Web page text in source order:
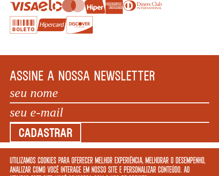
Utilizamos cookies para oferecer melhor experiência, melhorar o desempenho,
analizar como você interage em nosso site e personalizar conteúdo. Ao
ASSINE A NOSSA NEWSLETTER
CADASTRAR
COPYRIGHT MEGAFAUNA LIVRARIA LTDA. - CNPJ: 34.840.986/0001-20. EDIFÍCIO COPAN AV
IPIRANGA, 200 LOJA 5 - SÃO PAULO – SP 01046 010. © 2022 TODOS OS DIREITOS